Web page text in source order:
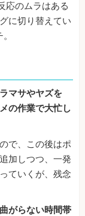
応のムラはある
に切り替えてい
マサやヤズを
の作業で大忙し
で、この後はポ
加しつつ、一発
ていくが、残念
がらない時間帯